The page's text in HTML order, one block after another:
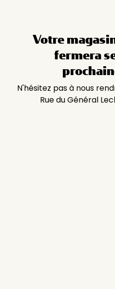
Votre
fermera
N'hésitez pas à nous
Rue du Général